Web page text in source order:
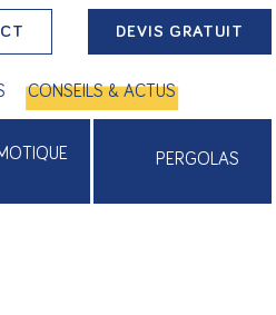
DEVIS GRATUIT
CONSEILS & ACTUS
PERGOLAS